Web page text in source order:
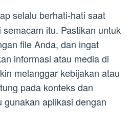
selalu berhati-hati saat
itu. Pastikan untuk
file Anda, dan ingat
informasi atau media di
melanggar kebijakan atau
pada konteks dan
aplikasi dengan